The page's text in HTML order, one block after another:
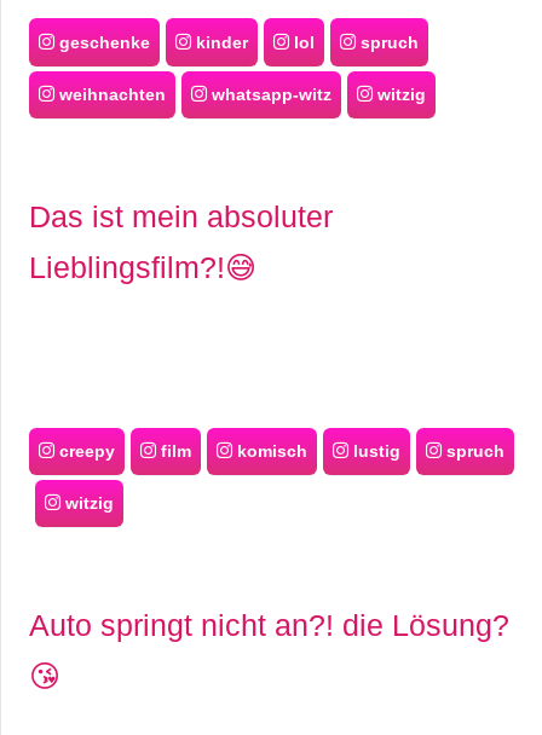
geschenke kinder lol spruch
weihnachten whatsapp-witz witzig
Das ist mein absoluter
Lieblingsfilm?!😅
creepy film komisch lustig spruch
witzig
Auto springt nicht an?! die Lösung?
😘